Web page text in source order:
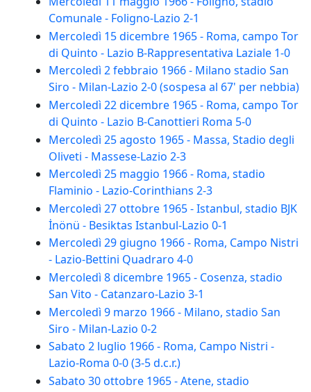
Comunale - Foligno-Lazio 2-1
Mercoledì 15 dicembre 1965 - Roma, campo Tor
di Quinto - Lazio B-Rappresentativa Laziale 1-0
Mercoledì 2 febbraio 1966 - Milano stadio San
Siro - Milan-Lazio 2-0 (sospesa al 67' per nebbia)
Mercoledì 22 dicembre 1965 - Roma, campo Tor
di Quinto - Lazio B-Canottieri Roma 5-0
Mercoledì 25 agosto 1965 - Massa, Stadio degli
Oliveti - Massese-Lazio 2-3
Mercoledì 25 maggio 1966 - Roma, stadio
Flaminio - Lazio-Corinthians 2-3
Mercoledì 27 ottobre 1965 - Istanbul, stadio BJK
İnönü - Besiktas Istanbul-Lazio 0-1
Mercoledì 29 giugno 1966 - Roma, Campo Nistri
- Lazio-Bettini Quadraro 4-0
Mercoledì 8 dicembre 1965 - Cosenza, stadio
San Vito - Catanzaro-Lazio 3-1
Mercoledì 9 marzo 1966 - Milano, stadio San
Siro - Milan-Lazio 0-2
Sabato 2 luglio 1966 - Roma, Campo Nistri -
Lazio-Roma 0-0 (3-5 d.c.r.)
Sabato 30 ottobre 1965 - Atene, stadio